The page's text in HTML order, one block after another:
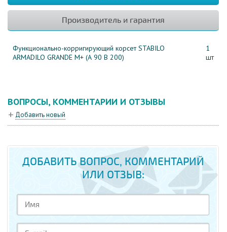
Производитель и гарантия
Функционально-корригирующий корсет STABILO
ARMADILO GRANDE M+ (А 90 В 200)
1
шт
ВОПРОСЫ, КОММЕНТАРИИ И ОТЗЫВЫ
Добавить новый
ДОБАВИТЬ ВОПРОС, КОММЕНТАРИЙ
ИЛИ ОТЗЫВ: